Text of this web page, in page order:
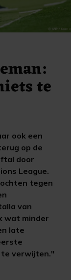
te
ook een
op de
door
League.
tegen
van
wat minder
late
verwijten."